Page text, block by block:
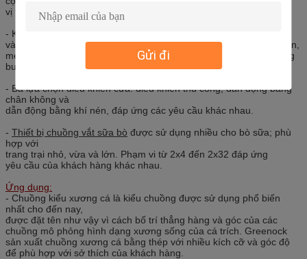
Gửi đi
vị trí bò.
- Khung đỡ: cứ hai vị trí bò có một xe đẩy, việc cố định dễ dàng
và thuận tiện, lựa chọn mức độ tự động hóa khác nhau của lan can,
mép rãnh làm bằng thép không gỉ hoặc tấm mạ kẽm, cố định bằng
bu lông hoặc xi măng.
- Ba lựa chọn điều khiển cửa: điều khiển thủ công, dẫn động bằng
chân không và
dẫn động bằng khí nén, đáp ứng các yêu cầu khác nhau.
- Thiết bị chuồng vắt sữa bò được sử dụng nhiều cho bò sữa; phù
hợp với
trang trại nhỏ, vừa và lớn. Phạm vi từ 2x4 đến 2x32 đáp ứng
yêu cầu của khách hàng khác nhau.
Ứng dụng:
- Chuồng kiểu xương cá là kiểu chuồng được sử dụng phổ biến
nhất cho đến nay,
được đặt tên như vậy vì cách bố trí thẳng hàng và góc của các
chuồng mô phỏng hình dạng xương sống của cá trích. Greenock
sản xuất chuồng xương cá bằng thép với nhiều kích cỡ và góc độ
để phù hợp với sở thích của khách hàng.